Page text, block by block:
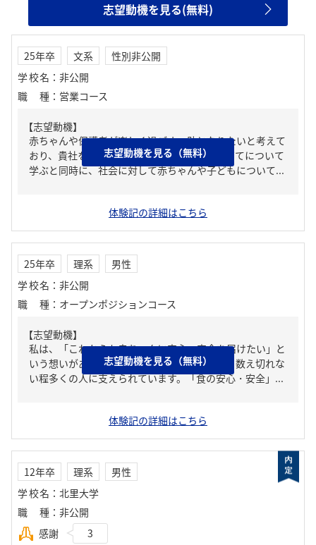
志望動機を見る(無料)
25年卒 文系
性別非公開
学校名 ： 非公開
職種 ： 営業コース
【志望動機】
赤ちゃんや保護者が楽しく過ごす一助となりたいと考えて
おり、貴社を志望します。大学で乳幼児や子育てについて
学ぶと同時に、社会に対して赤ちゃんや子どもについて...
体験記の詳細はこちら
志望動機を見る（無料）
25年卒 理系
男性
学校名 ： 非公開
職種 ： オープンポジションコース
【志望動機】
私は、「これからも赤ちゃんに安心・安全を届けたい」と
いう想いがあります。私たちは、社会に属し、数え切れな
い程多くの人に支えられています。「食の安心・安全」...
体験記の詳細はこちら
志望動機を見る（無料）
12年卒 理系
男性
学校名 ： 北里大学
職種 ： 非公開
感謝
3